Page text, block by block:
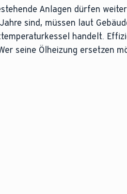
Anlagen dürfen
sind, müssen laut
handelt.
seine Ölheizung ersetzen